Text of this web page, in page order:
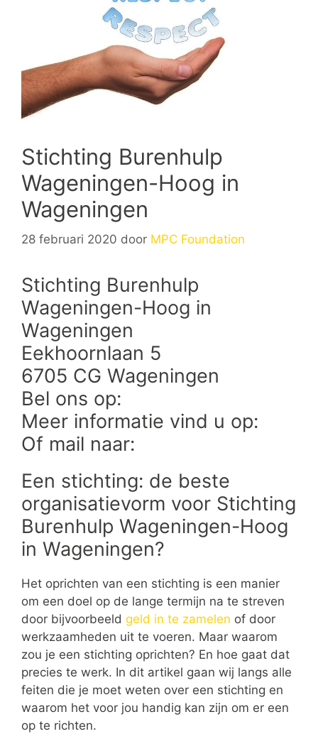
Stichting Burenhulp
Wageningen-Hoog in
Wageningen
28 februari 2020 door MPC Foundation
Stichting Burenhulp
Wageningen-Hoog in
Wageningen
Eekhoornlaan 5
6705 CG Wageningen
Bel ons op:
Meer informatie vind u op:
Of mail naar:
Een stichting: de beste
organisatievorm voor Stichting
Burenhulp Wageningen-Hoog
in Wageningen?
Het oprichten van een stichting is een manier
om een doel op de lange termijn na te streven
door bijvoorbeeld geld in te zamelen of door
werkzaamheden uit te voeren. Maar waarom
zou je een stichting oprichten? En hoe gaat dat
precies te werk. In dit artikel gaan wij langs alle
feiten die je moet weten over een stichting en
waarom het voor jou handig kan zijn om er een
op te richten.